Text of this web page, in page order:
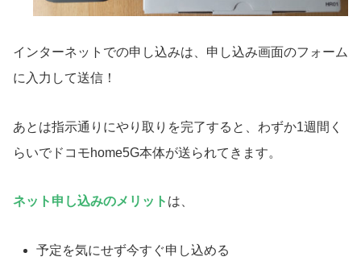
インターネットでの申し込みは、申し込み画面のフォーム
に入力して送信！
あとは指示通りにやり取りを完了すると、わずか1週間く
らいでドコモhome5G本体が送られてきます。
ネット申し込みのメリット は、
予定を気にせず今すぐ申し込める